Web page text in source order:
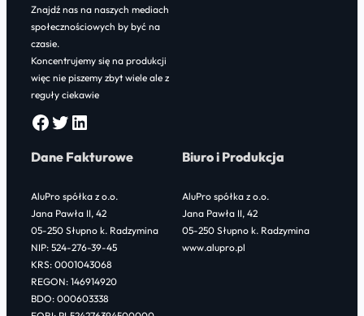
Znajdź nas na naszych mediach
społecznościowych by być na
czasie.
Koncentrujemy się na produkcji
więc nie piszemy zbyt wiele ale z
reguły ciekawie
Facebook Twitter LinkedIn
Dane Fakturowe
AluPro spółka z o.o.
Jana Pawła II, 42
05-250 Słupno k. Radzymina
NIP: 524-276-39-45
KRS: 0001043068
REGON: 146914920
BDO: 000603338
Biuro i Produkcja
AluPro spółka z o.o.
Jana Pawła II, 42
05-250 Słupno k. Radzymina
www.alupro.pl